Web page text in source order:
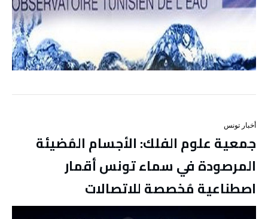
أخبار تونس
جمعية علوم الفلك: الأجسام المُضيئة
المرصودة في سماء تونس أقمار
اصطناعية مُخصصة للاتصالات